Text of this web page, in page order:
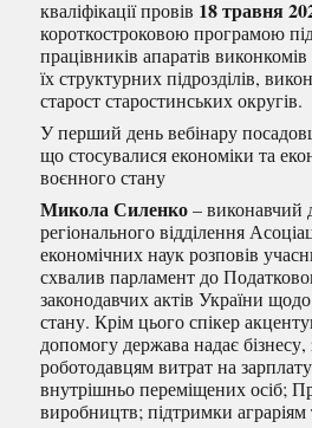
кваліфікації провів 18 травня
короткостроковою програмою
працівників апаратів
їх структурних підрозділів,
старост старостинських округів.
У перший день вебінару
що стосувалися економіки та
воєнного стану
Микола Силенко– виконавчий
регіонального відділення
економічних наук розповів
схвалив парламент до
законодавчих актів України
стану. Крім цього спікер
допомогу держава надає
роботодавцям витрат на
внутрішньо переміщених осіб;
виробництв; підтримки